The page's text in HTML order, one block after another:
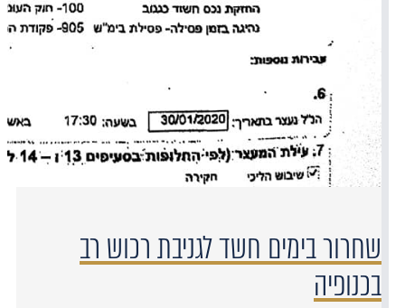
שחרור בימים חשד לגניבת רכוש רב
בכנופיה